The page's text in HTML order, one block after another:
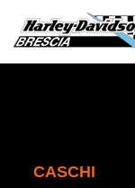
030 3366984
CASCHI